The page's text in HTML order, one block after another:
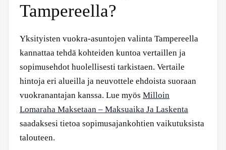
Tampereella?
Yksityisten vuokra-asuntojen valinta Tampereella
kannattaa tehdä kohteiden kuntoa vertaillen ja
sopimusehdot huolellisesti tarkistaen. Vertaile
hintoja eri alueilla ja neuvottele ehdoista suoraan
vuokranantajan kanssa. Lue myös Milloin
Lomaraha Maksetaan – Maksuaika Ja Laskenta
saadaksesi tietoa sopimusajankohtien vaikutuksista
talouteen.